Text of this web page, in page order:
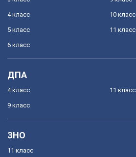
4 класс
5 класс
6 класс
10 класс
11 класс
ДПА
4 класс
9 класс
11 класс
ЗНО
11 класс